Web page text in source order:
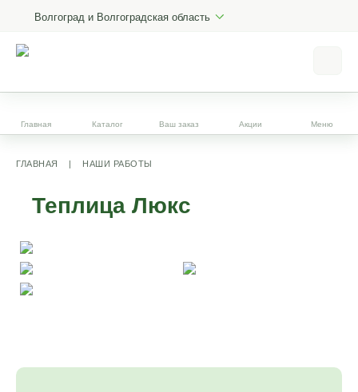
Волгоград и Волгоградская область
Главная Каталог Ваш заказ Акции Меню
ГЛАВНАЯ | НАШИ РАБОТЫ
Теплица Люкс